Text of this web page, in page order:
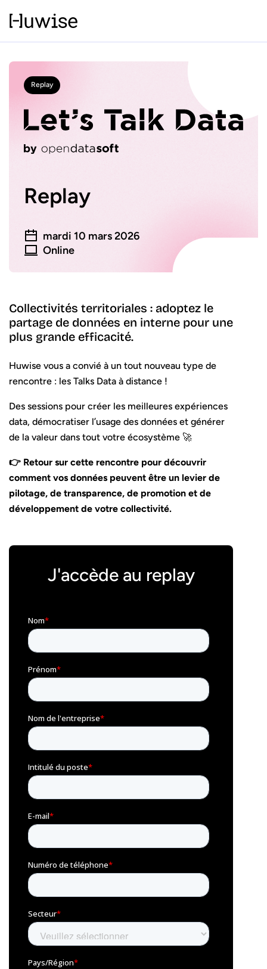
Replay
Replay
mardi 10 mars 2026
Online
Collectivités territoriales : adoptez le
partage de données en interne pour une
plus grande efficacité.
Huwise vous a convié à un tout nouveau type de
rencontre : les Talks Data à distance !
Des sessions pour créer les meilleures expériences
data, démocratiser l’usage des données et générer
de la valeur dans tout votre écosystème 🚀
👉 Retour sur cette rencontre pour découvrir
comment vos données peuvent être un levier de
pilotage, de transparence, de promotion et de
développement de votre collectivité.
J'accède au replay